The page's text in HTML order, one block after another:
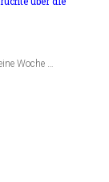
Woche …